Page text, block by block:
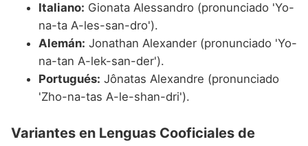
Italiano: Gionata Alessandro (pronunciado 'Yo-
na-ta A-les-san-dro').
Alemán: Jonathan Alexander (pronunciado 'Yo-
na-tan A-lek-san-der').
Portugués: Jônatas Alexandre (pronunciado
'Zho-na-tas A-le-shan-dri').
Variantes en Lenguas Cooficiales de